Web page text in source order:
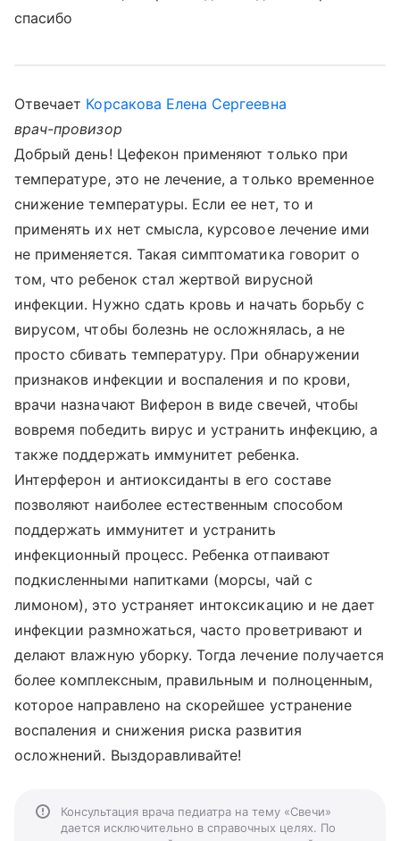
спасибо
Отвечает Корсакова Елена Сергеевна
врач-провизор
Добрый день! Цефекон применяют только при
температуре, это не лечение, а только временное
снижение температуры. Если ее нет, то и
применять их нет смысла, курсовое лечение ими
не применяется. Такая симптоматика говорит о
том, что ребенок стал жертвой вирусной
инфекции. Нужно сдать кровь и начать борьбу с
вирусом, чтобы болезнь не осложнялась, а не
просто сбивать температуру. При обнаружении
признаков инфекции и воспаления и по крови,
врачи назначают Виферон в виде свечей, чтобы
вовремя победить вирус и устранить инфекцию, а
также поддержать иммунитет ребенка.
Интерферон и антиоксиданты в его составе
позволяют наиболее естественным способом
поддержать иммунитет и устранить
инфекционный процесс. Ребенка отпаивают
подкисленными напитками (морсы, чай с
лимоном), это устраняет интоксикацию и не дает
инфекции размножаться, часто проветривают и
делают влажную уборку. Тогда лечение получается
более комплексным, правильным и полноценным,
которое направлено на скорейшее устранение
воспаления и снижения риска развития
осложнений. Выздоравливайте!
Консультация врача педиатра на тему «Свечи»
дается исключительно в справочных целях. По